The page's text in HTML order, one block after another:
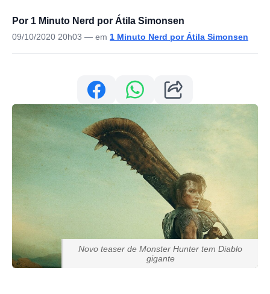
Por 1 Minuto Nerd por Átila Simonsen
09/10/2020 20h03 — em 1 Minuto Nerd por Átila Simonsen
Novo teaser de Monster Hunter tem Diablo
gigante